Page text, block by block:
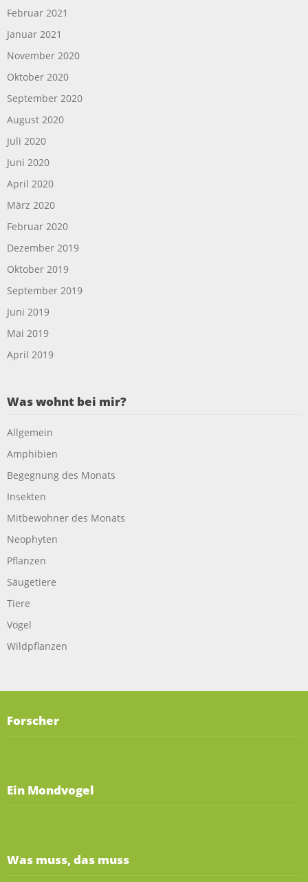
Februar 2021
Januar 2021
November 2020
Oktober 2020
September 2020
August 2020
Juli 2020
Juni 2020
April 2020
März 2020
Februar 2020
Dezember 2019
Oktober 2019
September 2019
Juni 2019
Mai 2019
April 2019
Was wohnt bei mir?
Allgemein
Amphibien
Begegnung des Monats
Insekten
Mitbewohner des Monats
Neophyten
Pflanzen
Säugetiere
Tiere
Vögel
Wildpflanzen
Forscher
Ein Mondvogel
Was muss, das muss